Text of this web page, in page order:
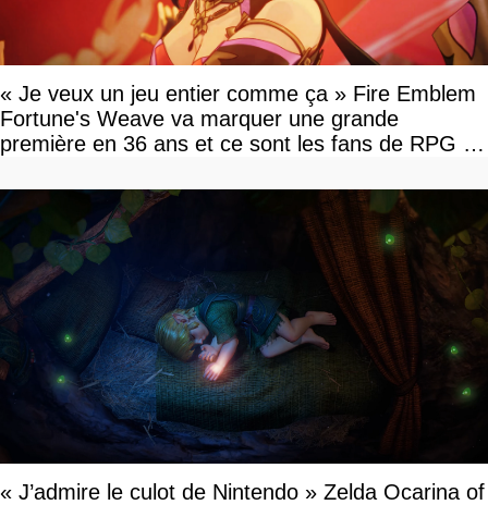
« Je veux un jeu entier comme ça » Fire Emblem
Fortune's Weave va marquer une grande
première en 36 ans et ce sont les fans de RPG en
« J’admire le culot de Nintendo » Zelda Ocarina of